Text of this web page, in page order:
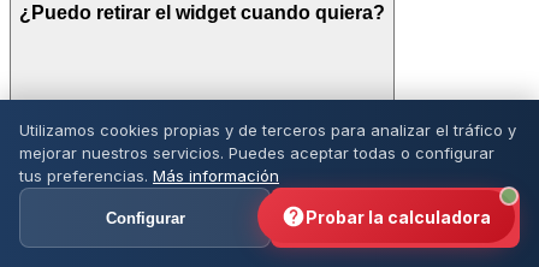
¿Puedo retirar el widget cuando quiera?
Utilizamos cookies propias y de terceros para analizar el tráfico y
mejorar nuestros servicios. Puedes aceptar todas o configurar
tus preferencias. Más información
Configurar Aceptar todo
Probar la calculadora